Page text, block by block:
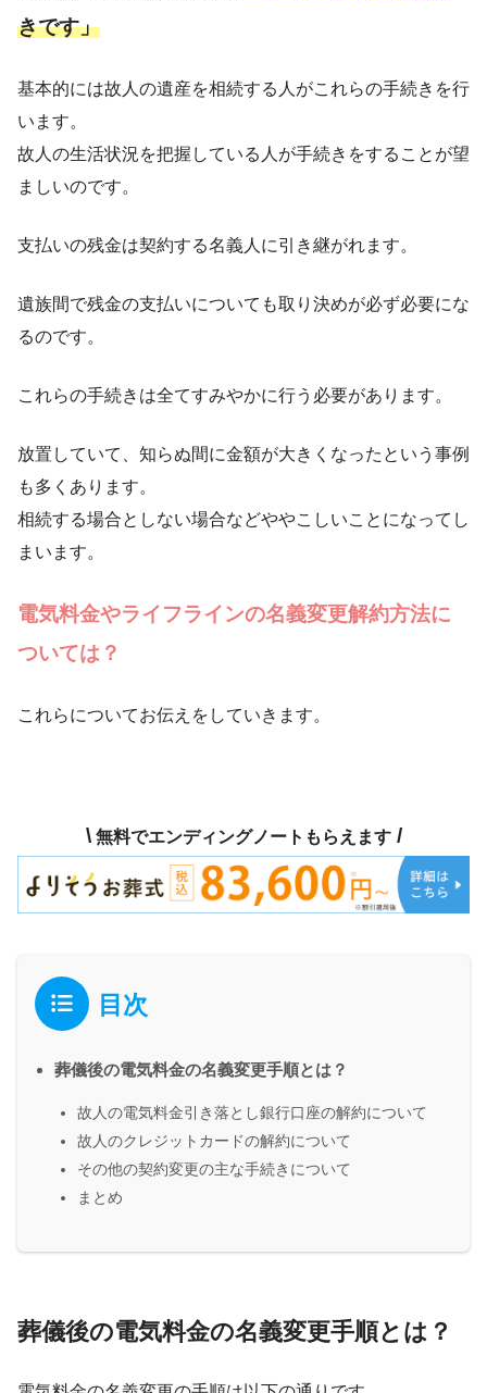
きです」
基本的には故人の遺産を相続する人がこれらの手続きを行
います。
故人の生活状況を把握している人が手続きをすることが望
ましいのです。
支払いの残金は契約する名義人に引き継がれます。
遺族間で残金の支払いについても取り決めが必ず必要にな
るのです。
これらの手続きは全てすみやかに行う必要があります。
放置していて、知らぬ間に金額が大きくなったという事例
も多くあります。
相続する場合としない場合などややこしいことになってし
まいます。
電気料金やライフラインの名義変更解約方法に
ついては？
これらについてお伝えをしていきます。
\無料でエンディングノートもらえます/
目次
葬儀後の電気料金の名義変更手順とは？
故人の電気料金引き落とし銀行口座の解約について
故人のクレジットカードの解約について
その他の契約変更の主な手続きについて
まとめ
葬儀後の電気料金の名義変更手順とは？